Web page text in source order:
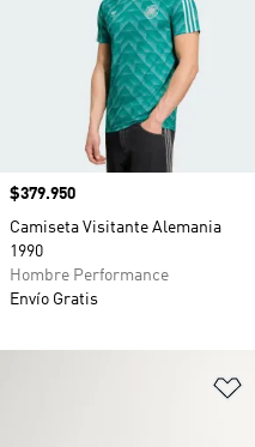
Precio
$379.950
Camiseta Visitante Alemania
1990
Hombre Performance
Envío Gratis